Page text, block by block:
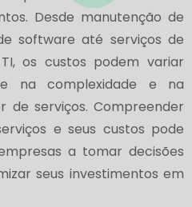
Desde manutenção de
software até serviços de
os custos podem variar
na complexidade e na
de serviços. Compreender
e seus custos pode
a tomar decisões
seus investimentos em